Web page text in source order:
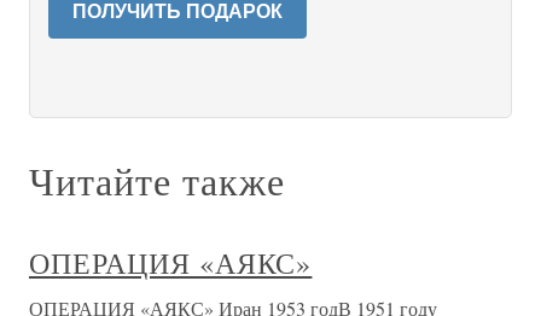
ПОЛУЧИТЬ ПОДАРОК
Читайте также
ОПЕРАЦИЯ «АЯКС»
ОПЕРАЦИЯ «АЯКС» Иран 1953 годВ 1951 году